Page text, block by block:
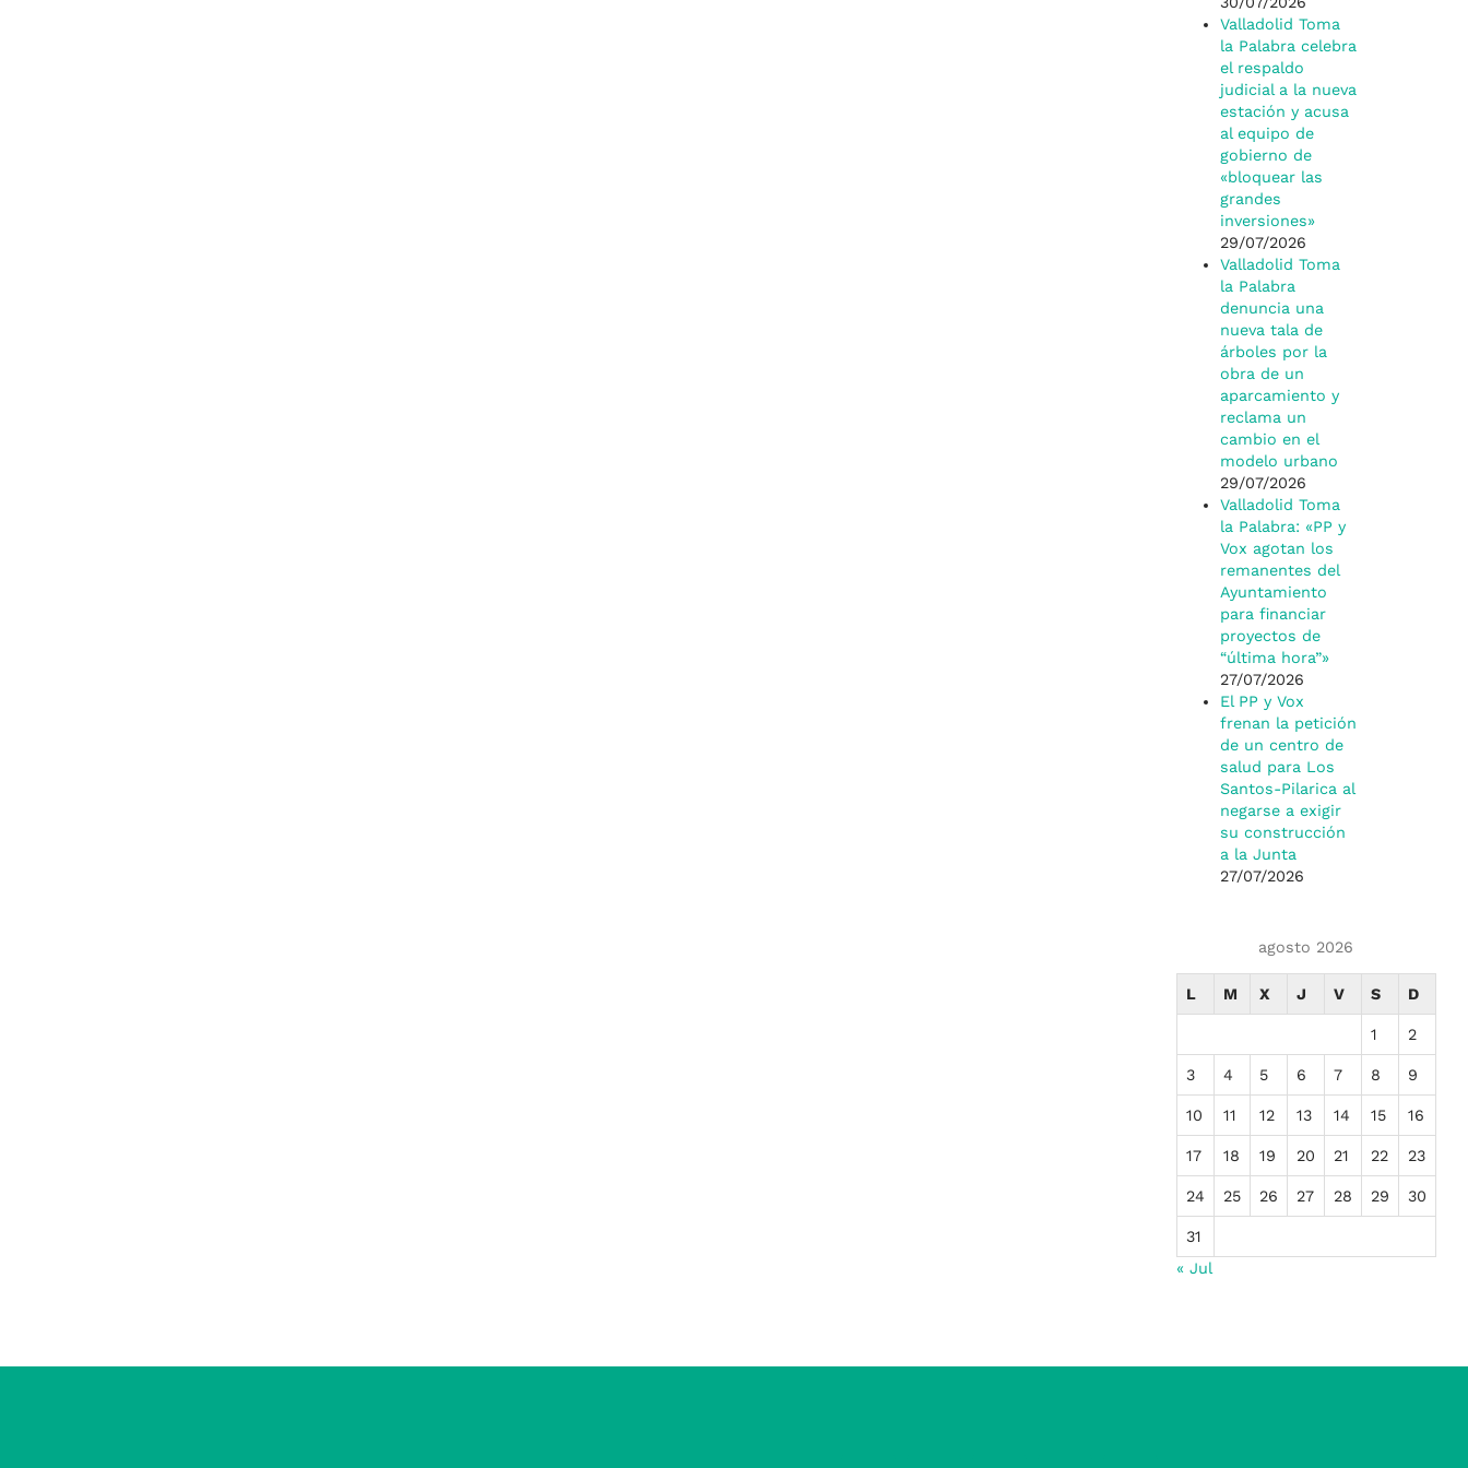
Valladolid Toma
la Palabra celebra
el respaldo
judicial a la nueva
estación y acusa
al equipo de
gobierno de
«bloquear las
grandes
inversiones»
29/07/2026
Valladolid Toma
la Palabra
denuncia una
nueva tala de
árboles por la
obra de un
aparcamiento y
reclama un
cambio en el
modelo urbano
29/07/2026
Valladolid Toma
la Palabra: «PP y
Vox agotan los
remanentes del
Ayuntamiento
para financiar
proyectos de
“última hora”»
27/07/2026
El PP y Vox
frenan la petición
de un centro de
salud para Los
Santos-Pilarica al
negarse a exigir
su construcción
a la Junta
27/07/2026
agosto 2026
L M X J V S D
1 2
3 4 5 6 7 8 9
10 11 12 13 14 15 16
17 18 19 20 21 22 23
24 25 26 27 28 29 30
31
« Jul